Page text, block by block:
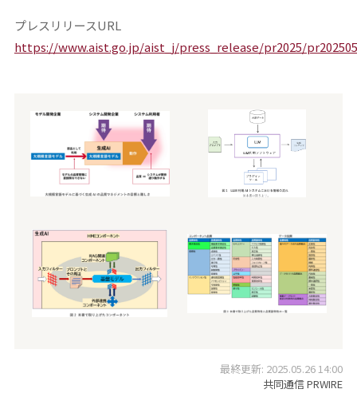
プレスリリースURL
https://www.aist.go.jp/aist_j/press_release/pr2025/
最終更新: 2025.05.26 14:00
共同通信 PRWIRE